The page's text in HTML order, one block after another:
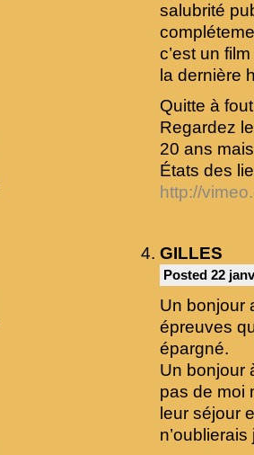
salubrité
c’est un
la dernière
Quitte à
Regardez
20 ans
États des
http://
GILLES
Posted 22
Un bonjour
épreuves
épargné.
Un bonjour
pas de moi
leur séjour